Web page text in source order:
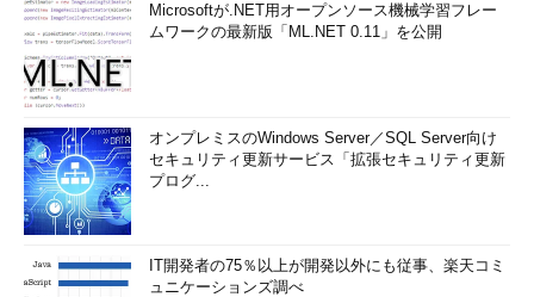
＜2＞ISMSに関する主な出題ポイント
情報セキュリティ基本方針は経営陣が承認し、全従業員に公表・通知する
事業・所在地・組織・資産・技術の特徴を考慮して各種方針を決める
「一度決めてこれをずっと順守」ではなく「PDCAを回し継続的に改善する」
本試験過去問題による類題演習
Microsoftが.NET用オープンソース機械学習フレー
ムワークの最新版「ML.NET 0.11」を公開
オンプレミスのWindows Server／SQL Server向け
セキュリティ更新サービス「拡張セキュリティ更新
プログ...
IT開発者の75％以上が開発以外にも従事、楽天コミ
ュニケーションズ調べ